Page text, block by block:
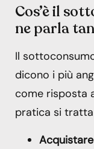
Cos’è il
ne parla
Il
dicono i più
come risposta
pratica si